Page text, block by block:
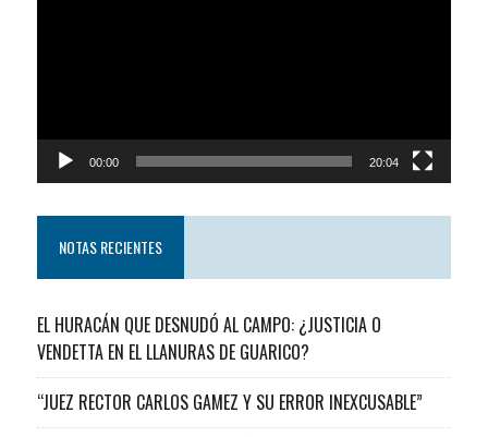
00:00 20:04
NOTAS RECIENTES
EL HURACÁN QUE DESNUDÓ AL CAMPO: ¿JUSTICIA O
VENDETTA EN EL LLANURAS DE GUARICO?
“JUEZ RECTOR CARLOS GAMEZ Y SU ERROR INEXCUSABLE”